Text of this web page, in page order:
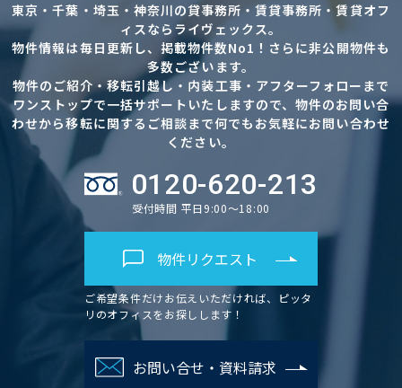
東京・千葉・埼玉・神奈川の貸事務所・賃貸事務所・賃貸オフ
ィスならライヴェックス。
物件情報は毎日更新し、掲載物件数No1！さらに非公開物件も
多数ございます。
物件のご紹介・移転引越し・内装工事・アフターフォローまで
ワンストップで一括サポートいたしますので、物件のお問い合
わせから移転に関するご相談まで何でもお気軽にお問い合わせ
ください。
0120-620-213
受付時間 平日9:00～18:00
物件リクエスト
ご希望条件だけお伝えいただければ、ピッタ
リのオフィスをお探しします！
お問い合せ・資料請求